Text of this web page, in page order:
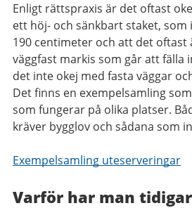
Enligt rättspraxis är det oftast
ett höj- och sänkbart staket,
190 centimeter och att det oftast
väggfast markis som går att fälla
det inte okej med fasta väggar
Det finns en exempelsamling
som fungerar på olika platser.
kräver bygglov och sådana som
Exempelsamling uteserveringar
Varför har man